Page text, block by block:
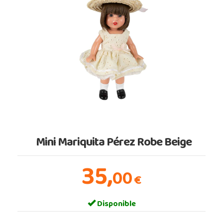
Mini Mariquita Pérez Robe Beige
35,00€
Disponible